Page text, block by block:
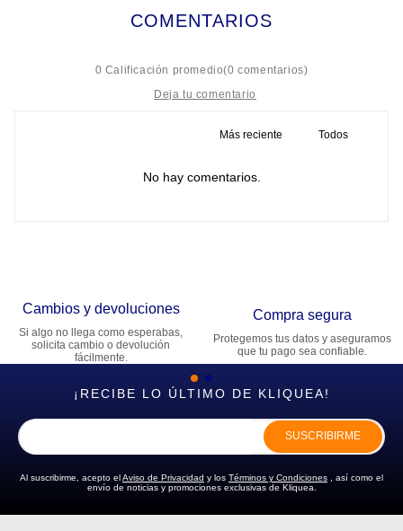
COMENTARIOS
0 Calificación promedio(0 comentarios)
Dirección de email
ENVIAR COMENTARIO
Más reciente Todos
No hay comentarios.
Cambios y devoluciones
Si algo no llega como esperabas,
solicita cambio o devolución
fácilmente.
Compra segura
Protegemos tus datos y aseguramos
que tu pago sea confiable.
¡RECIBE LO ÚLTIMO DE KLIQUEA!
SUSCRIBIRME
Al suscribirme, acepto elAviso de Privacidad y los Términos y Condiciones , así como el
envío de noticias y promociones exclusivas de Kliquea.